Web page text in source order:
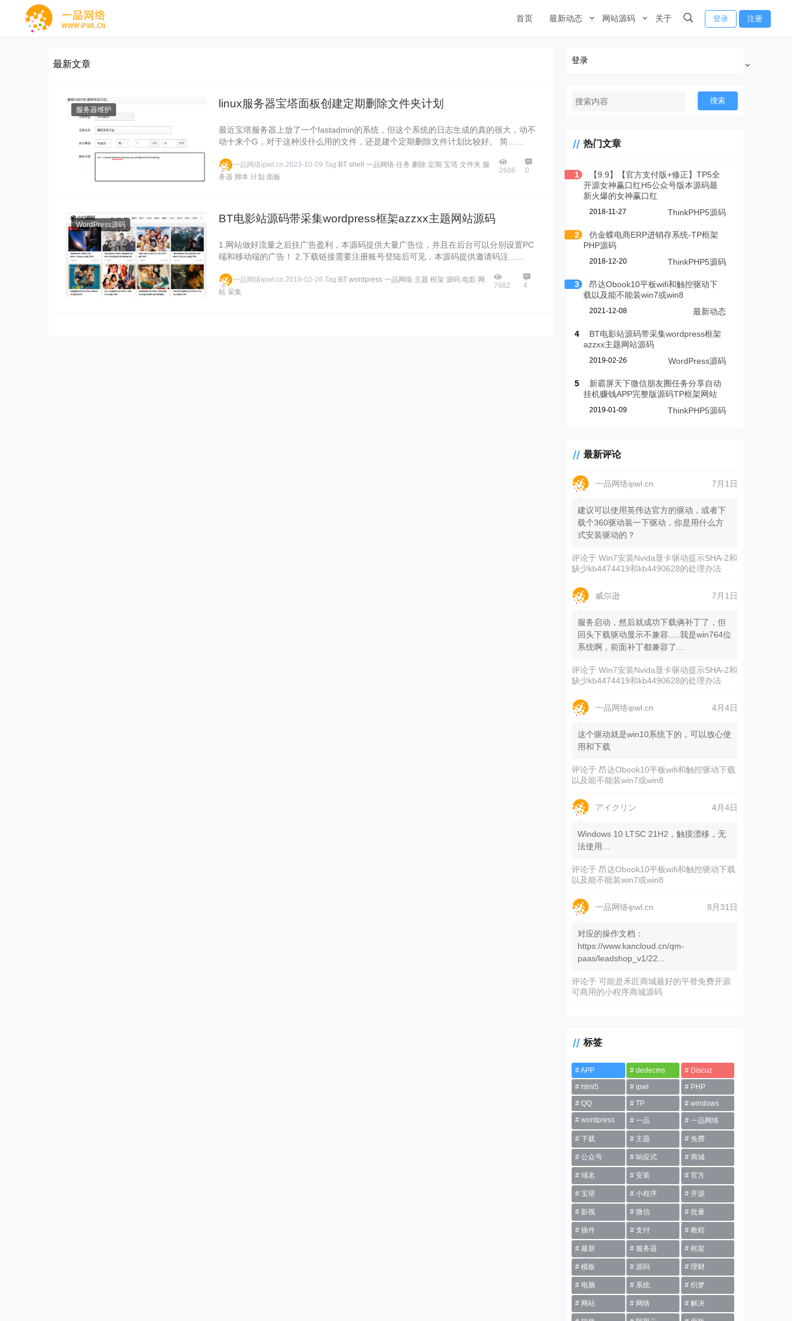
首页 最新动态 网站源码 关于 登录 注册
最新文章
服务器维护 linux服务器宝塔面板创建定期删除文件夹计划
最近宝塔服务器上放了一个fastadmin的系统，但这个系统的日志生成的真的很大，动不
动十来个G，对于这种没什么用的文件，还是建个定期删除文件计划比较好。 简……
一品网络ipwl.cn2023-10-09 Tag: BT shell 一品网络 任务 删除 定期 宝塔 文件夹 服
务器 脚本 计划 面板
2606 0
WordPress源码 BT电影站源码带采集wordpress框架azzxx主题网站源码
1.网站做好流量之后挂广告盈利，本源码提供大量广告位，并且在后台可以分别设置PC
端和移动端的广告！ 2.下载链接需要注册账号登陆后可见，本源码提供邀请码注……
一品网络ipwl.cn2019-02-26 Tag: BT wordpress 一品网络 主题 框架 源码 电影 网
站 采集
7982 4
登录
搜索
热门文章
1
【9.9】【官方支付版+修正】TP5全
开源女神赢口红H5公众号版本源码最
新火爆的女神赢口红
2018-11-27 ThinkPHP5源码
2
仿金蝶电商ERP进销存系统-TP框架
PHP源码
2018-12-20 ThinkPHP5源码
3
昂达Obook10平板wifi和触控驱动下
载以及能不能装win7或win8
2021-12-08 最新动态
4
BT电影站源码带采集wordpress框架
azzxx主题网站源码
2019-02-26 WordPress源码
5
新霸屏天下微信朋友圈任务分享自动
挂机赚钱APP完整版源码TP框架网站
2019-01-09 ThinkPHP5源码
最新评论
一品网络ipwl.cn 7月1日
建议可以使用英伟达官方的驱动，或者下
载个360驱动装一下驱动，你是用什么方
式安装驱动的？
评论于Win7安装Nvida显卡驱动提示SHA-2和
缺少kb4474419和kb4490628的处理办法
威尔逊 7月1日
服务启动，然后就成功下载俩补丁了，但
回头下载驱动显示不兼容.....我是win764位
系统啊，前面补丁都兼容了...
评论于Win7安装Nvida显卡驱动提示SHA-2和
缺少kb4474419和kb4490628的处理办法
一品网络ipwl.cn 4月4日
这个驱动就是win10系统下的，可以放心使
用和下载
评论于昂达Obook10平板wifi和触控驱动下载
以及能不能装win7或win8
アイクリン 4月4日
Windows 10 LTSC 21H2，触摸漂移，无
法使用…
评论于昂达Obook10平板wifi和触控驱动下载
以及能不能装win7或win8
一品网络ipwl.cn 8月31日
对应的操作文档：
https://www.kancloud.cn/qm-
paas/leadshop_v1/22...
评论于可能是禾匠商城最好的平替免费开源
可商用的小程序商城源码
标签
APP dedecms
Discuz
html5
ipwl
PHP
QQ
TP
windows
wordpress
一品 一品网络
下载 主题 免费
公众号 响应式 商城
域名 安装 官方
宝塔 小程序 开源
影视 微信 批量
插件 支付 教程
最新 服务器 框架
模板 源码 理财
电脑 系统 织梦
网站 网络 解决